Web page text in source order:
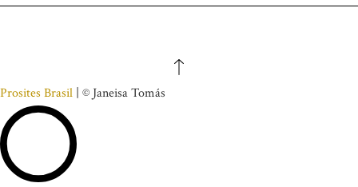
Prosites Brasil | © Janeisa Tomás